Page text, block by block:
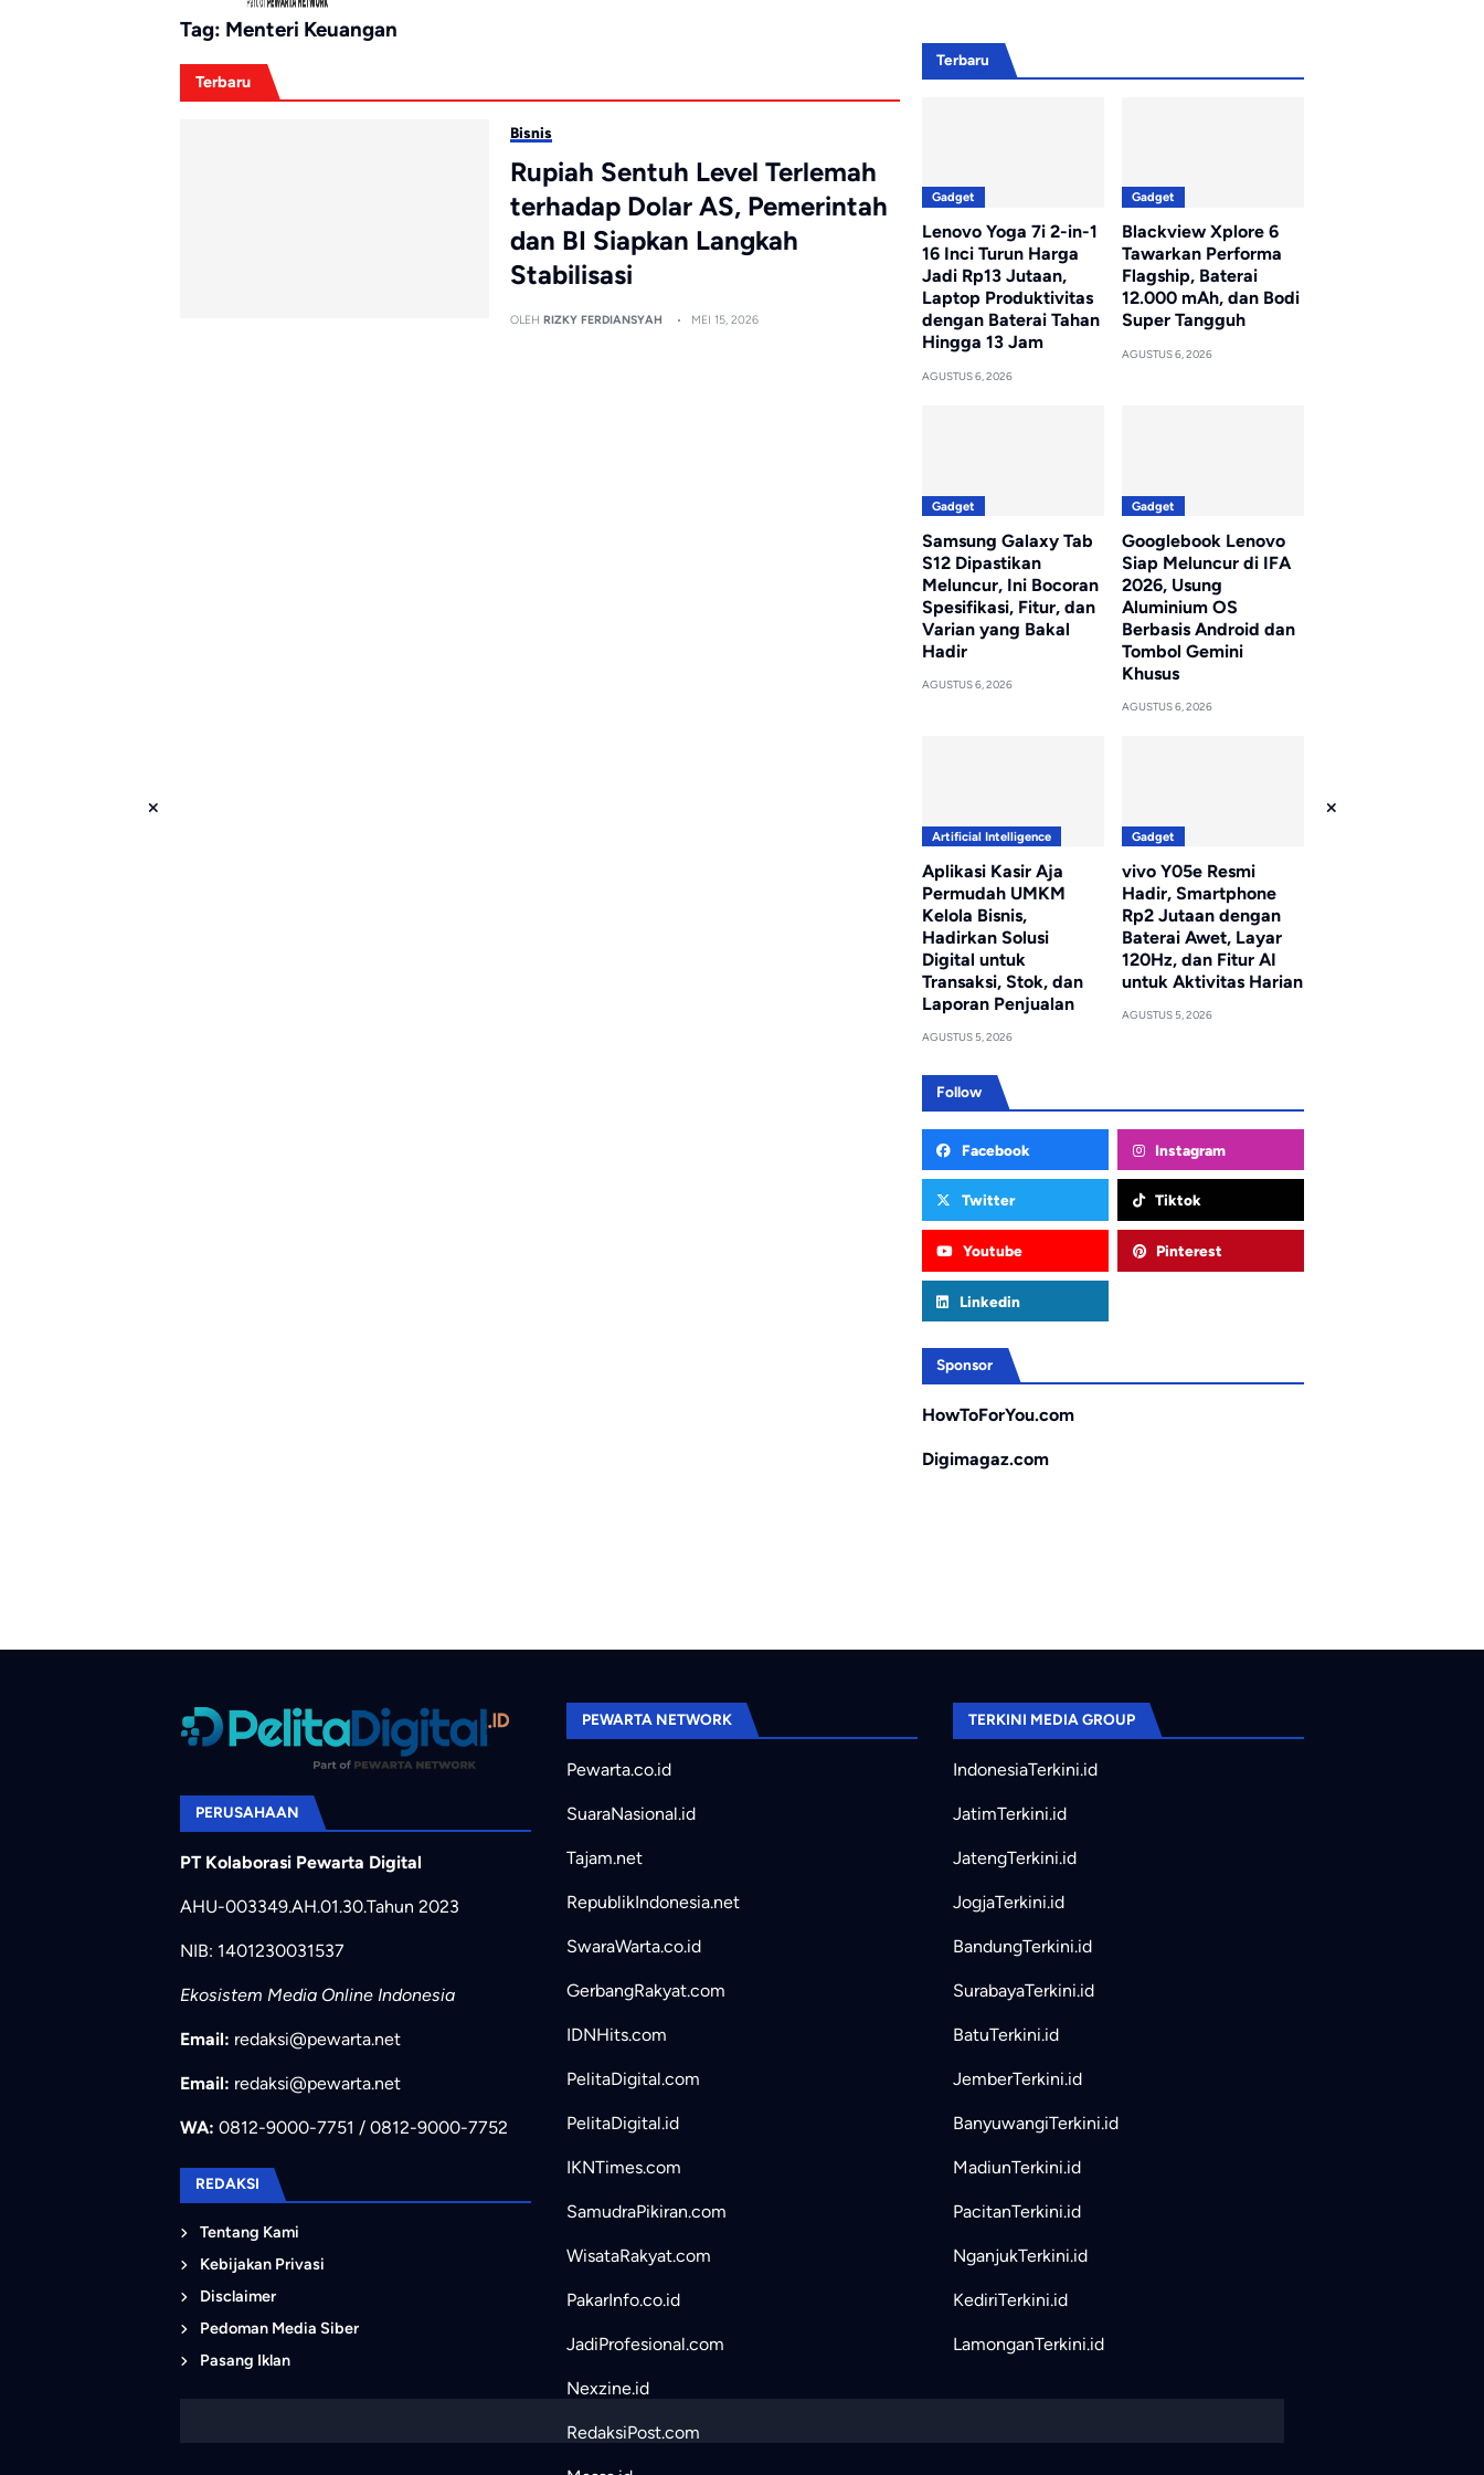
Tag: Menteri Keuangan
Terbaru
Bisnis
Rupiah Sentuh Level Terlemah
terhadap Dolar AS, Pemerintah
dan BI Siapkan Langkah
Stabilisasi
OLEH RIZKY FERDIANSYAH MEI 15, 2026
Terbaru
Gadget
Lenovo Yoga 7i 2-in-1
16 Inci Turun Harga
Jadi Rp13 Jutaan,
Laptop Produktivitas
dengan Baterai Tahan
Hingga 13 Jam
AGUSTUS 6, 2026
Gadget
Blackview Xplore 6
Tawarkan Performa
Flagship, Baterai
12.000 mAh, dan Bodi
Super Tangguh
AGUSTUS 6, 2026
Gadget
Samsung Galaxy Tab
S12 Dipastikan
Meluncur, Ini Bocoran
Spesifikasi, Fitur, dan
Varian yang Bakal
Hadir
AGUSTUS 6, 2026
Gadget
Googlebook Lenovo
Siap Meluncur di IFA
2026, Usung
Aluminium OS
Berbasis Android dan
Tombol Gemini
Khusus
AGUSTUS 6, 2026
Artificial Intelligence
Aplikasi Kasir Aja
Permudah UMKM
Kelola Bisnis,
Hadirkan Solusi
Digital untuk
Transaksi, Stok, dan
Laporan Penjualan
AGUSTUS 5, 2026
Gadget
vivo Y05e Resmi
Hadir, Smartphone
Rp2 Jutaan dengan
Baterai Awet, Layar
120Hz, dan Fitur AI
untuk Aktivitas Harian
AGUSTUS 5, 2026
Follow
Facebook Instagram
Twitter Tiktok
Youtube Pinterest
Linkedin
Sponsor
HowToForYou.com
Digimagaz.com
PERUSAHAAN
PT Kolaborasi Pewarta Digital
AHU-003349.AH.01.30.Tahun 2023
NIB: 1401230031537
Ekosistem Media Online Indonesia
Email: redaksi@pewarta.net
Email: redaksi@pewarta.net
WA: 0812-9000-7751 / 0812-9000-7752
REDAKSI
Tentang Kami
Kebijakan Privasi
Disclaimer
Pedoman Media Siber
Pasang Iklan
PEWARTA NETWORK
Pewarta.co.id
SuaraNasional.id
Tajam.net
RepublikIndonesia.net
SwaraWarta.co.id
GerbangRakyat.com
IDNHits.com
PelitaDigital.com
PelitaDigital.id
IKNTimes.com
SamudraPikiran.com
WisataRakyat.com
PakarInfo.co.id
JadiProfesional.com
Nexzine.id
RedaksiPost.com
TERKINI MEDIA GROUP
IndonesiaTerkini.id
JatimTerkini.id
JatengTerkini.id
JogjaTerkini.id
BandungTerkini.id
SurabayaTerkini.id
BatuTerkini.id
JemberTerkini.id
BanyuwangiTerkini.id
MadiunTerkini.id
PacitanTerkini.id
NganjukTerkini.id
KediriTerkini.id
LamonganTerkini.id